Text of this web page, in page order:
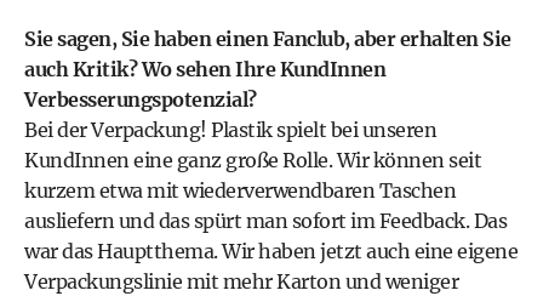
Sie sagen, Sie haben einen Fanclub, aber erhalten Sie
auch Kritik? Wo sehen Ihre KundInnen
Verbesserungspotenzial?
Bei der Verpackung! Plastik spielt bei unseren
KundInnen eine ganz große Rolle. Wir können seit
kurzem etwa mit wiederverwendbaren Taschen
ausliefern und das spürt man sofort im Feedback. Das
war das Hauptthema. Wir haben jetzt auch eine eigene
Verpackungslinie mit mehr Karton und weniger